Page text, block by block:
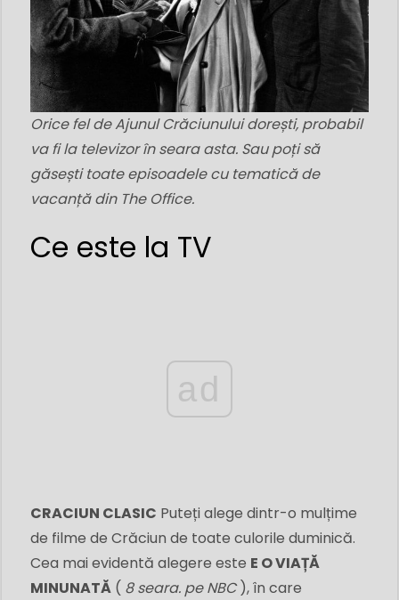
Orice fel de Ajunul Crăciunului dorești, probabil
va fi la televizor în seara asta. Sau poți să
găsești toate episoadele cu tematică de
vacanță din The Office.
Ce este la TV
ad
CRACIUN CLASIC Puteți alege dintr-o mulțime
de filme de Crăciun de toate culorile duminică.
Cea mai evidentă alegere este E O VIAȚĂ
MINUNATĂ ( 8 seara. pe NBC), în care